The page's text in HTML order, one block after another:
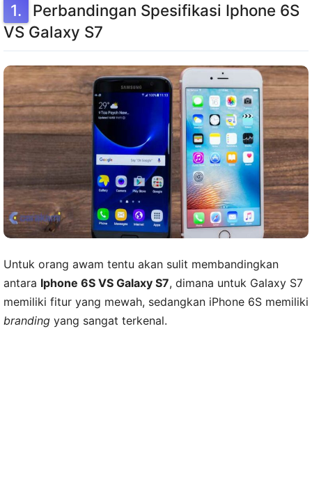
Perbandingan Spesifikasi Iphone 6S
VS Galaxy S7
Untuk orang awam tentu akan sulit membandingkan
antara Iphone 6S VS Galaxy S7, dimana untuk Galaxy S7
memiliki fitur yang mewah, sedangkan iPhone 6S memiliki
branding yang sangat terkenal.